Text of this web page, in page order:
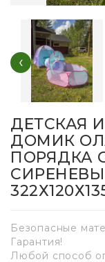
‹
ДЕТСКАЯ
ДОМИК
ПОРЯДКА
Безопасные
Гарантия!
Любой способ